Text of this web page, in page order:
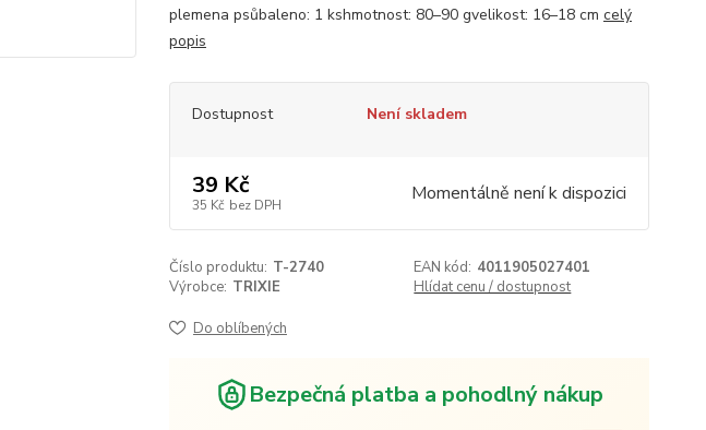
plemena psůbaleno: 1 kshmotnost: 80–90 gvelikost: 16–18 cm celý
popis
Dostupnost Není skladem
39 Kč
35 Kč bez DPH Momentálně není k dispozici
Číslo produktu: T-2740 EAN kód: 4011905027401
Výrobce: TRIXIE Hlídat cenu / dostupnost
Do oblíbených
Bezpečná platba a pohodlný nákup